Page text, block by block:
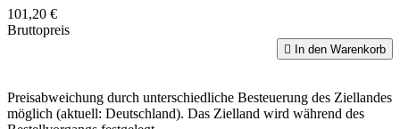
101,20 €
Bruttopreis
 In den Warenkorb
Preisabweichung durch unterschiedliche Besteuerung des Ziellandes
möglich (aktuell: Deutschland). Das Zielland wird während des